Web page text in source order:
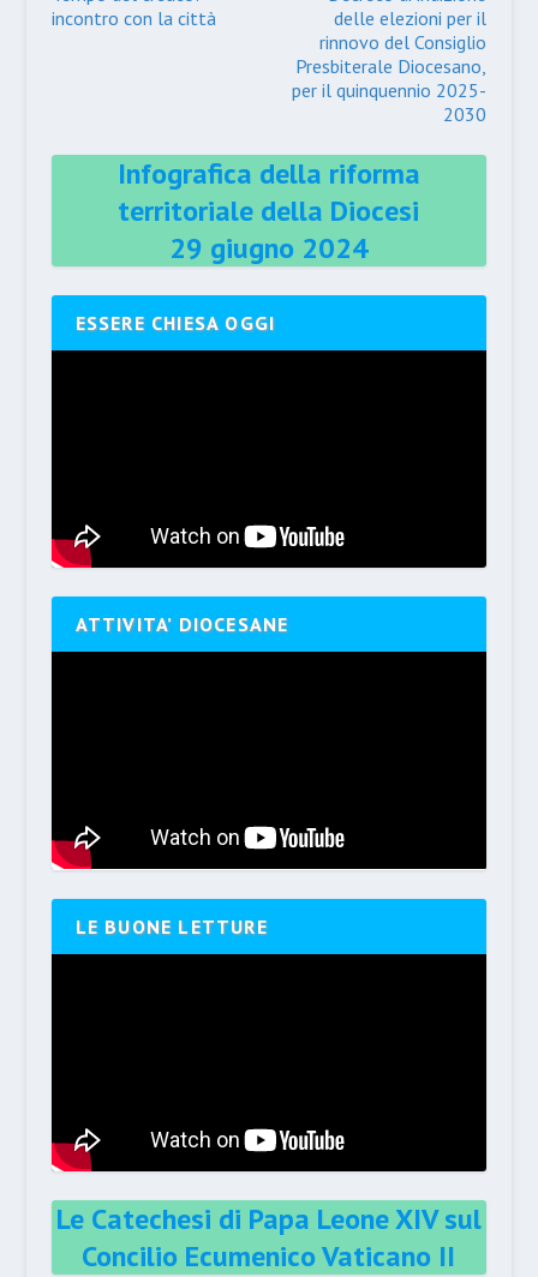
incontro con la città
delle elezioni per il
rinnovo del Consiglio
Presbiterale Diocesano,
per il quinquennio 2025-
2030
Infografica della riforma
territoriale della Diocesi
29 giugno 2024
ESSERE CHIESA OGGI
ATTIVITA’ DIOCESANE
LE BUONE LETTURE
Le Catechesi di Papa Leone XIV sul
Concilio Ecumenico Vaticano II